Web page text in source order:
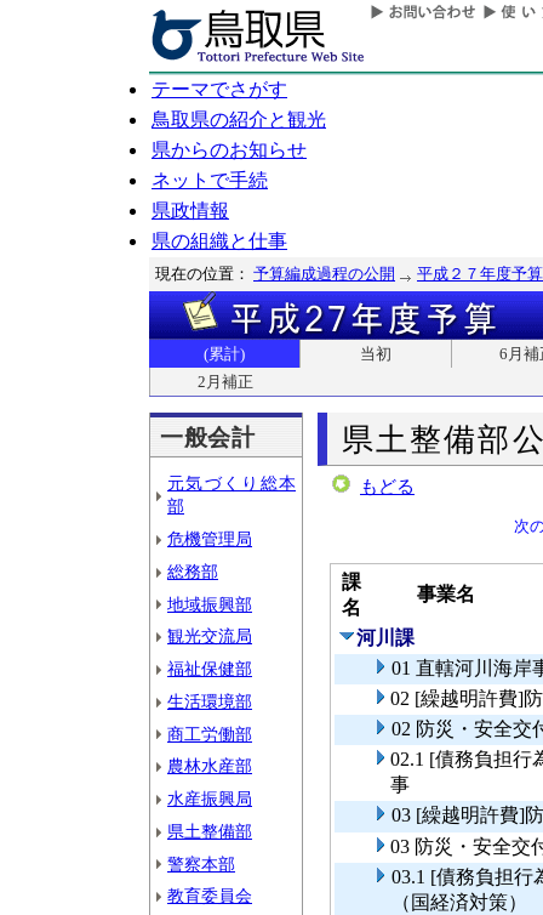
テーマでさがす
鳥取県の紹介と観光
県からのお知らせ
ネットで手続
県政情報
県の組織と仕事
現在の位置： 予算編成過程の公開 平成２７年度予算
(累計) 当初
6月補
2月補正
一般会計
元気づくり総本
部
危機管理局
総務部
地域振興部
観光交流局
福祉保健部
生活環境部
商工労働部
農林水産部
水産振興局
県土整備部
警察本部
教育委員会
県土整備部
もどる
次
課
名
事業名
河川課
01 直轄河川海岸
02 [繰越明許費]
02 防災・安全交
02.1 [債務負担
事
03 [繰越明許費]
03 防災・安全交
03.1 [債務負担行
（国経済対策）